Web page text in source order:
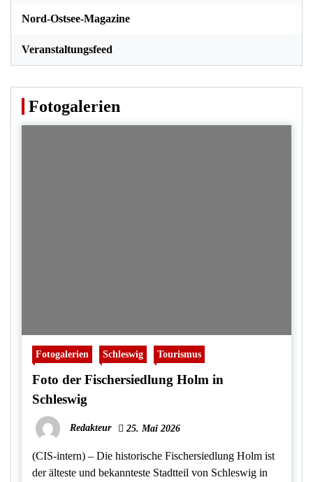
Nord-Ostsee-Magazine
Veranstaltungsfeed
Fotogalerien
Fotogalerien Schleswig Tourismus
Foto der Fischersiedlung Holm in
Schleswig
Redakteur 25. Mai 2026
(CIS-intern) – Die historische Fischersiedlung Holm ist
der älteste und bekannteste Stadtteil von Schleswig in